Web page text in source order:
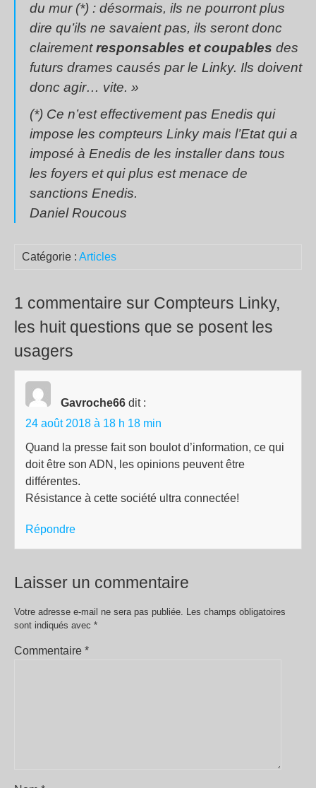
du mur (*) : désormais, ils ne pourront plus
dire qu’ils ne savaient pas, ils seront donc
clairementresponsables et coupables des
futurs drames causés par le Linky. Ils doivent
donc agir… vite. »
(*) Ce n’est effectivement pas Enedis qui
impose les compteurs Linky mais l’Etat qui a
imposé à Enedis de les installer dans tous
les foyers et qui plus est menace de
sanctions Enedis.
Daniel Roucous
Catégorie : Articles
1 commentaire sur Compteurs Linky,
les huit questions que se posent les
usagers
Gavroche66 dit :
24 août 2018 à 18 h 18 min
Quand la presse fait son boulot d’information, ce qui
doit être son ADN, les opinions peuvent être
différentes.
Résistance à cette société ultra connectée!
Répondre
Laisser un commentaire
Votre adresse e-mail ne sera pas publiée. Les champs obligatoires
sont indiqués avec *
Commentaire *